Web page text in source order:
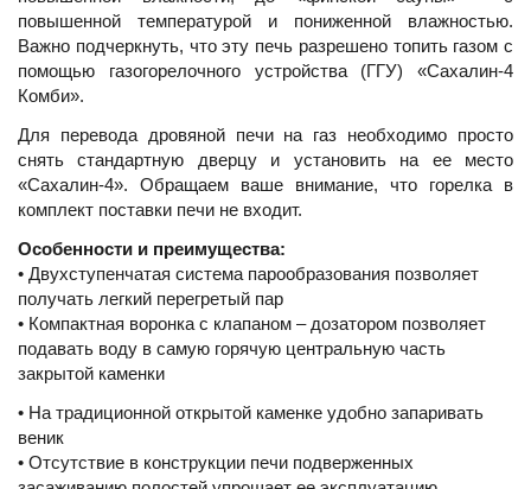
повышенной температурой и пониженной влажностью.
Важно подчеркнуть, что эту печь разрешено топить газом с
помощью газогорелочного устройства (ГГУ) «Сахалин-4
Комби».
Для перевода дровяной печи на газ необходимо просто
снять стандартную дверцу и установить на ее место
«Сахалин-4». Обращаем ваше внимание, что горелка в
комплект поставки печи не входит.
Особенности и преимущества:
• Двухступенчатая система парообразования позволяет
получать легкий перегретый пар
• Компактная воронка с клапаном – дозатором позволяет
подавать воду в самую горячую центральную часть
закрытой каменки
• На традиционной открытой каменке удобно запаривать
веник
• Отсутствие в конструкции печи подверженных